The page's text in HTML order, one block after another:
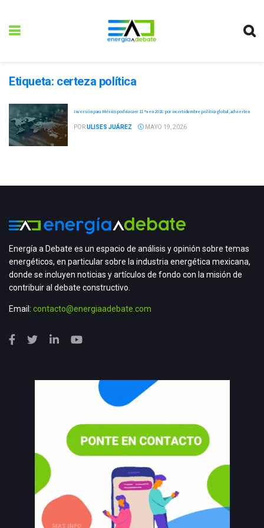
Etiqueta: certeza política
Inversión para México podría caer 11 % en 2026 por incertidumbre política global, advierten
PORULISES JUÁREZ MAYO 19, 2026
Energía a Debate es un espacio de análisis y opinión sobre temas
energéticos, en particular sobre la industria energética mexicana,
donde se incluyen noticias y artículos de fondo con la misión de
contribuir al debate constructivo.
Email: contacto@energiaadebate.com